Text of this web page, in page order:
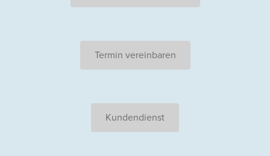
Termin vereinbaren
Kundendienst